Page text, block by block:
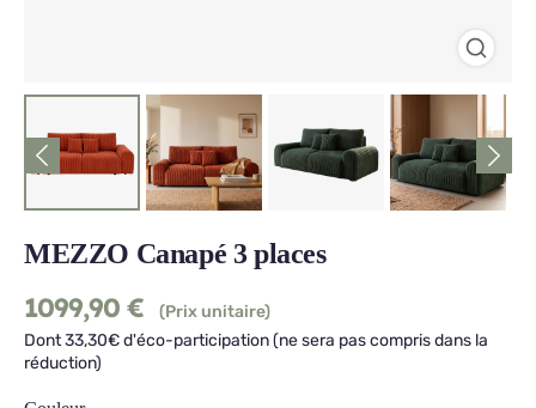
MEZZO Canapé 3 places
1099,90 €
(Prix unitaire)
Dont 33,30€ d'éco-participation (ne sera pas compris dans la
réduction)